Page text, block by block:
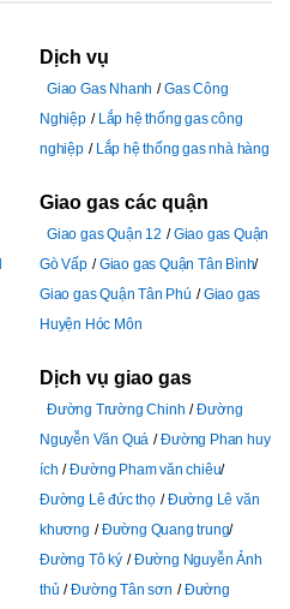
Dịch vụ
Giao Gas Nhanh
Gas Công
Nghiệp
Lắp hệ thống gas công
nghiệp
Lắp hệ thống gas nhà hàng
Giao gas các quận
Giao gas Quận 12
Giao gas Quận
Gò Vấp
Giao gas Quận Tân Bình
Giao gas Quận Tân Phú
Giao gas
Huyện Hóc Môn
Dịch vụ giao gas
Đường Trường Chinh
Đường
Nguyễn Văn Quá
Đường Phan huy
ích
Đường Pham văn chiêu
Đường Lê đức thọ
Đường Lê văn
khương
Đường Quang trung
Đường Tô ký
Đường Nguyễn Ảnh
thủ
Đường Tân sơn
Đường